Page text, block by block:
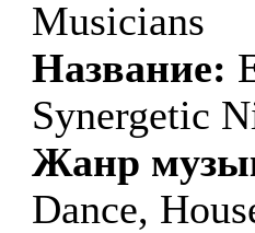
Musicians
Название:
Synergetic
Жанр
Dance,